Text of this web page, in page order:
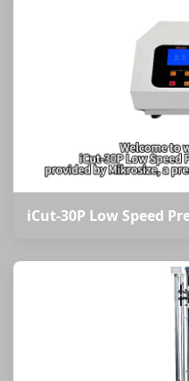
iCut-30P Low Speed